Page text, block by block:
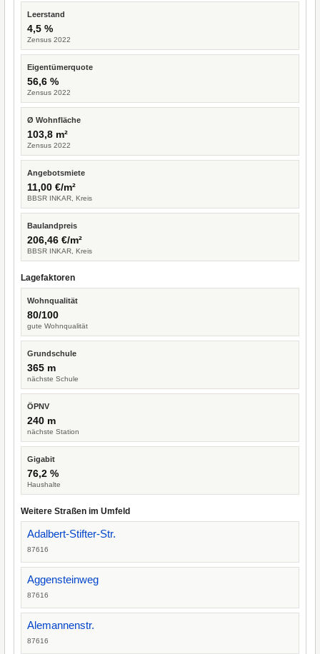
Leerstand
4,5 %
Zensus 2022
Eigentümerquote
56,6 %
Zensus 2022
Ø Wohnfläche
103,8 m²
Zensus 2022
Angebotsmiete
11,00 €/m²
BBSR INKAR, Kreis
Baulandpreis
206,46 €/m²
BBSR INKAR, Kreis
Lagefaktoren
Wohnqualität
80/100
gute Wohnqualität
Grundschule
365 m
nächste Schule
ÖPNV
240 m
nächste Station
Gigabit
76,2 %
Haushalte
Weitere Straßen im Umfeld
Adalbert-Stifter-Str.
87616
Aggensteinweg
87616
Alemannenstr.
87616